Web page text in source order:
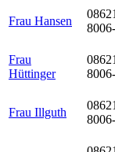
Frau Hansen
08621
Frau
Hüttinger
08621
Frau Illguth
08621